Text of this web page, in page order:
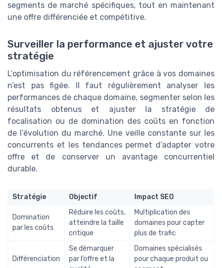
segments de marché spécifiques, tout en maintenant
une offre différenciée et compétitive.
Surveiller la performance et ajuster votre
stratégie
L’optimisation du référencement grâce à vos domaines
n’est pas figée. Il faut régulièrement analyser les
performances de chaque domaine, segmenter selon les
résultats obtenus et ajuster la stratégie de
focalisation ou de domination des coûts en fonction
de l’évolution du marché. Une veille constante sur les
concurrents et les tendances permet d’adapter votre
offre et de conserver un avantage concurrentiel
durable.
Stratégie Objectif Impact SEO
Domination
par les coûts
Réduire les coûts,
atteindre la taille
critique
Multiplication des
domaines pour capter
plus de trafic
Différenciation
Se démarquer
par l’offre et la
Domaines spécialisés
pour chaque produit ou